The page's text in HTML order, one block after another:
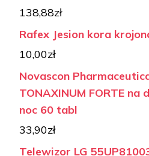
138,88zł
Rafex Jesion kora
10,00zł
Novascon
TONAXINUM FORTE na
noc 60 tabl
33,90zł
Telewizor LG